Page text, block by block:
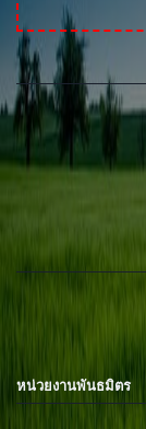
หน่วยงานพันธมิตร